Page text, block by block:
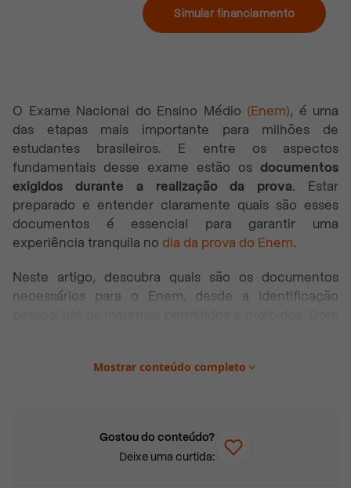
Simular financiamento
O Exame Nacional do Ensino Médio (Enem), é uma
das etapas mais importante para milhões de
estudantes brasileiros. E entre os aspectos
fundamentais desse exame estão os documentos
exigidos durante a realização da prova. Estar
preparado e entender claramente quais são esses
documentos é essencial para garantir uma
experiência tranquila no dia da prova do Enem.
Neste artigo, descubra quais são os documentos
necessários para o Enem, desde a identificação
pode abrir portas para sua educação superior.
Como se inscrever no Enem?
Mostrar conteúdo completo
Gostou do conteúdo?
Deixe uma curtida: